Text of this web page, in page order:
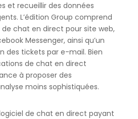
et recueillir des données
L’édition Group comprend
chat en direct pour site web,
Messenger, ainsi qu’un
des tickets par e-mail. Bien
de chat en direct
à proposer des
moins sophistiquées.
de chat en direct payant